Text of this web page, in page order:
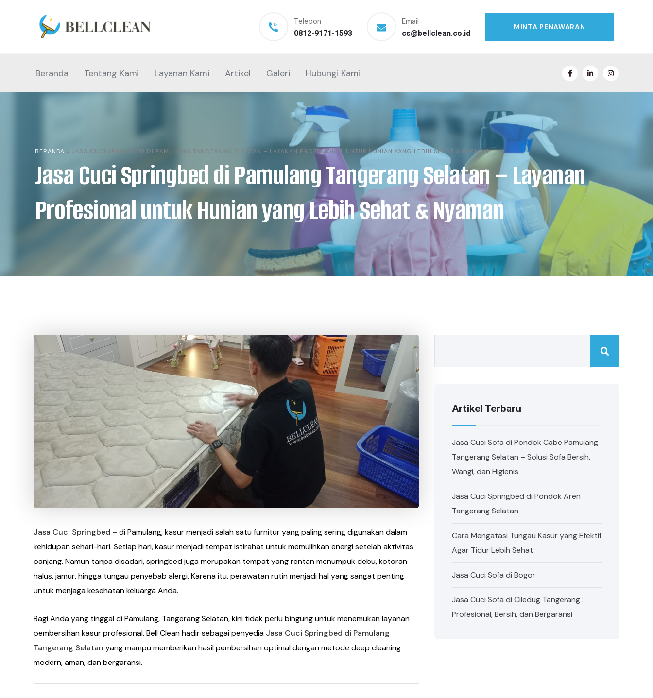
Telepon
0812-9171-1593
Email
cs@bellclean.co.id
MINTA PENAWARAN
Beranda Tentang Kami Layanan Kami Artikel Galeri Hubungi Kami
BERANDA » JASA CUCI SPRINGBED DI PAMULANG TANGERANG SELATAN – LAYANAN PROFESIONAL UNTUK HUNIAN YANG LEBIH SEHAT & NYAMAN
Jasa Cuci Springbed di Pamulang Tangerang Selatan – Layanan
Profesional untuk Hunian yang Lebih Sehat & Nyaman
Jasa Cuci Springbed – di Pamulang, kasur menjadi salah satu furnitur yang paling sering digunakan dalam
kehidupan sehari-hari. Setiap hari, kasur menjadi tempat istirahat untuk memulihkan energi setelah aktivitas
panjang. Namun tanpa disadari, springbed juga merupakan tempat yang rentan menumpuk debu, kotoran
halus, jamur, hingga tungau penyebab alergi. Karena itu, perawatan rutin menjadi hal yang sangat penting
untuk menjaga kesehatan keluarga Anda.
Bagi Anda yang tinggal di Pamulang, Tangerang Selatan, kini tidak perlu bingung untuk menemukan layanan
pembersihan kasur profesional. Bell Clean hadir sebagai penyedia Jasa Cuci Springbed di Pamulang
Tangerang Selatan yang mampu memberikan hasil pembersihan optimal dengan metode deep cleaning
modern, aman, dan bergaransi.
Artikel Terbaru
Jasa Cuci Sofa di Pondok Cabe Pamulang
Tangerang Selatan – Solusi Sofa Bersih,
Wangi, dan Higienis
Jasa Cuci Springbed di Pondok Aren
Tangerang Selatan
Cara Mengatasi Tungau Kasur yang Efektif
Agar Tidur Lebih Sehat
Jasa Cuci Sofa di Bogor
Jasa Cuci Sofa di Ciledug Tangerang :
Profesional, Bersih, dan Bergaransi